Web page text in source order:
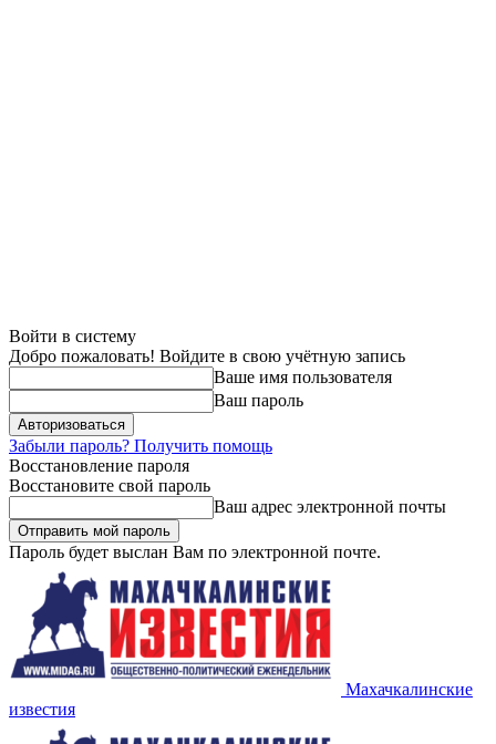
Войти в систему
Добро пожаловать! Войдите в свою учётную запись
Ваше имя пользователя
Ваш пароль
Забыли пароль? Получить помощь
Восстановление пароля
Восстановите свой пароль
Ваш адрес электронной почты
Пароль будет выслан Вам по электронной почте.
Махачкалинские
известия